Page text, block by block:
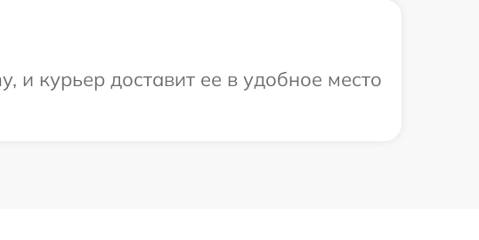
и курьер доставит ее в удобное место